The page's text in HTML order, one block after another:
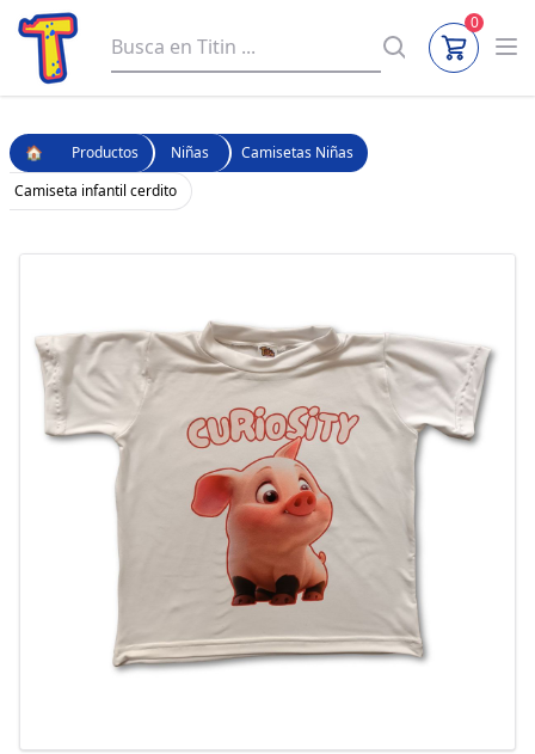
0
🏠 Productos Niñas
Camisetas Niñas
Camiseta infantil cerdito